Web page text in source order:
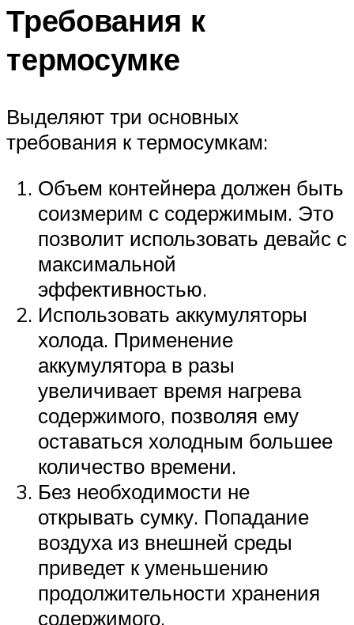
Требования к
термосумке
Выделяют три основных
требования к термосумкам:
Объем контейнера должен быть
соизмерим с содержимым. Это
позволит использовать девайс с
максимальной
эффективностью.
Использовать аккумуляторы
холода. Применение
аккумулятора в разы
увеличивает время нагрева
содержимого, позволяя ему
оставаться холодным большее
количество времени.
Без необходимости не
открывать сумку. Попадание
воздуха из внешней среды
приведет к уменьшению
продолжительности хранения
содержимого.